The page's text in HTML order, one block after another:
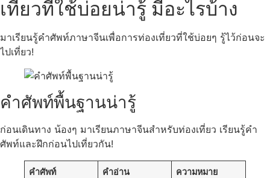
เที่ยวที่ใช้บ่อยน่ารู้ มีอะไรบ้าง
มาเรียนรู้คำศัพท์ภาษาจีนเพื่อการท่องเที่ยวที่ใช้บ่อยๆ รู้ไว้ก่อนจะ
ไปเที่ยว!
คำศัพท์พื้นฐานน่ารู้
ก่อนเดินทาง น้องๆ มาเรียนภาษาจีนสำหรับท่องเที่ยว เรียนรู้คำ
ศัพท์และฝึกก่อนไปเที่ยวกัน!
คำศัพท์ คำอ่าน ความหมาย